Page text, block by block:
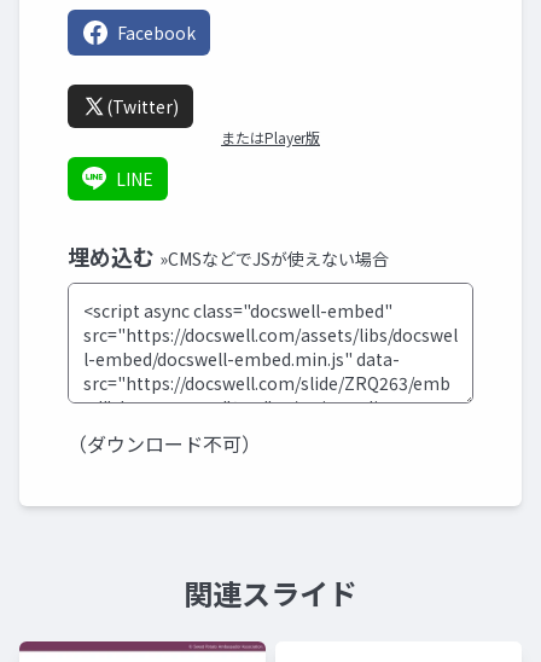
Facebook
(Twitter)
またはPlayer版
LINE
埋め込む »CMSなどでJSが使えない場合
（ダウンロード不可）
関連スライド